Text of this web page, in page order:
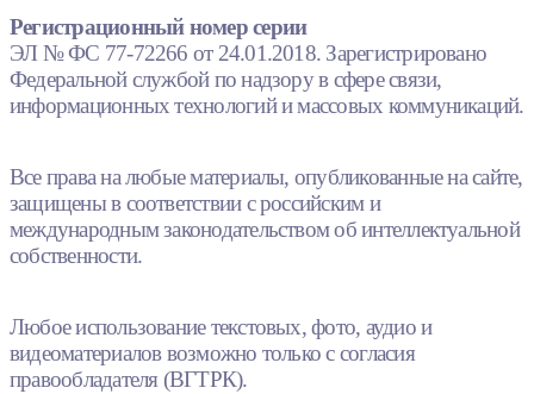
Регистрационный номер серии
ЭЛ № ФС 77-72266 от 24.01.2018. Зарегистрировано
Федеральной службой по надзору в сфере связи,
информационных технологий и массовых коммуникаций.
Все права на любые материалы, опубликованные на сайте,
защищены в соответствии с российским и
международным законодательством об интеллектуальной
собственности.
Любое использование текстовых, фото, аудио и
видеоматериалов возможно только с согласия
правообладателя (ВГТРК).